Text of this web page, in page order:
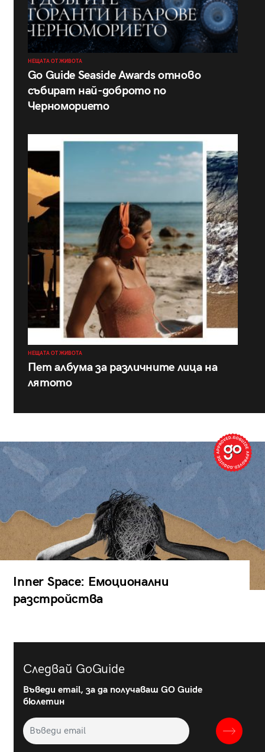
НЕЩАТА ОТ ЖИВОТА
Go Guide Seaside Awards отново
събират най-доброто по
Черноморието
НЕЩАТА ОТ ЖИВОТА
Пет албума за различните лица на
лятото
Inner Space: Емоционални
разстройства
Следвай GoGuide
Въведи email, за да получаваш GO Guide
бюлетин